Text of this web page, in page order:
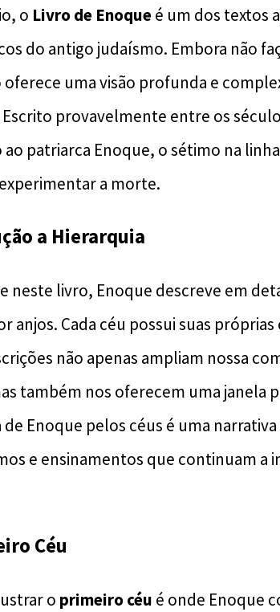
o Livro de Enoqueé um dos textos
do antigo judaísmo. Embora não
uma visão profunda e
provavelmente entre os
patriarca Enoque, o sétimo na
a morte.
a Hierarquia
neste livro, Enoque descreve em
anjos. Cada céu possui suas
não apenas ampliam nossa
também nos oferecem uma janela
de Enoque pelos céus é uma
e ensinamentos que continuam a
Céu
o primeiro céu é onde Enoque